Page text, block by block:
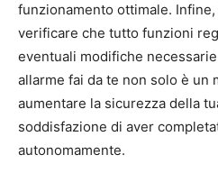
funzionamento ottimale.
verificare che tutto funzioni
eventuali modifiche
allarme fai da te non solo è un
aumentare la sicurezza della
soddisfazione di aver
autonomamente.